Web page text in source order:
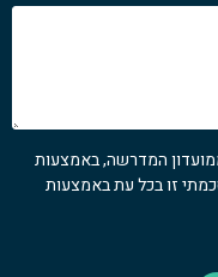
המדרשה, באמצעות
זו בכל עת באמצעות